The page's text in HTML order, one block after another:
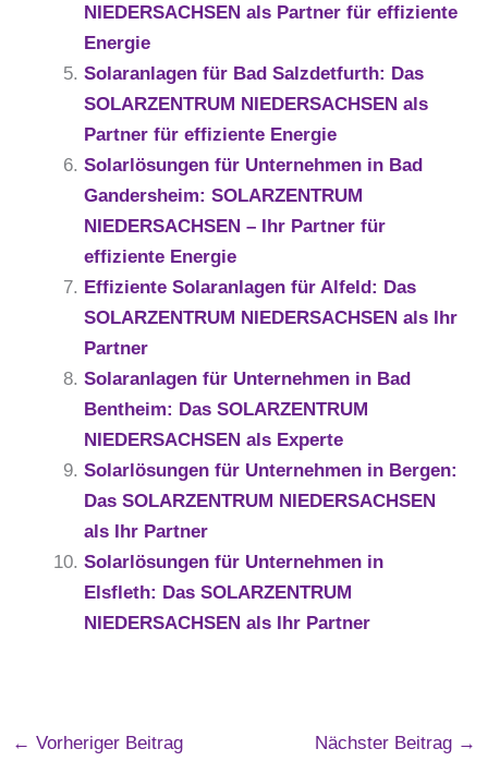
NIEDERSACHSEN als Partner für effiziente
Energie
Solaranlagen für Bad Salzdetfurth: Das
SOLARZENTRUM NIEDERSACHSEN als
Partner für effiziente Energie
Solarlösungen für Unternehmen in Bad
Gandersheim: SOLARZENTRUM
NIEDERSACHSEN – Ihr Partner für
effiziente Energie
Effiziente Solaranlagen für Alfeld: Das
SOLARZENTRUM NIEDERSACHSEN als Ihr
Partner
Solaranlagen für Unternehmen in Bad
Bentheim: Das SOLARZENTRUM
NIEDERSACHSEN als Experte
Solarlösungen für Unternehmen in Bergen:
Das SOLARZENTRUM NIEDERSACHSEN
als Ihr Partner
Solarlösungen für Unternehmen in
Elsfleth: Das SOLARZENTRUM
NIEDERSACHSEN als Ihr Partner
← Vorheriger Beitrag Nächster Beitrag →